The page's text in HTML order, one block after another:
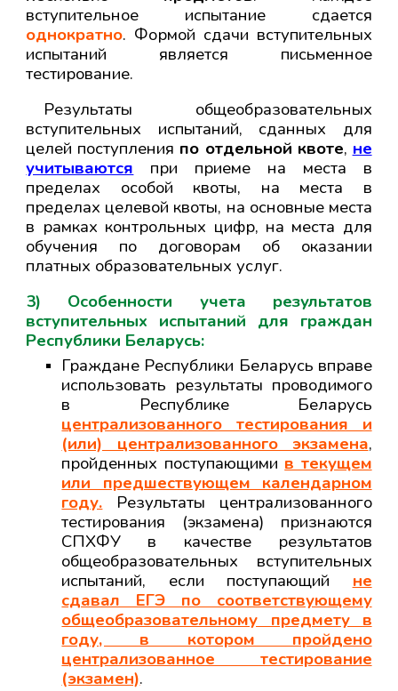
вступительное испытание сдается
однократно. Формой сдачи вступительных
испытаний является письменное
тестирование.
Результаты общеобразовательных
вступительных испытаний, сданных для
целей поступления по отдельной квоте, не
учитываются при приеме на места в
пределах особой квоты, на места в
пределах целевой квоты, на основные места
в рамках контрольных цифр, на места для
обучения по договорам об оказании
платных образовательных услуг.
3) Особенности учета результатов
вступительных испытаний для граждан
Республики Беларусь:
Граждане Республики Беларусь вправе
использовать результаты проводимого
в Республике Беларусь
централизованного тестирования и
(или) централизованного экзамена,
пройденных поступающими в текущем
или предшествующем календарном
году. Результаты централизованного
тестирования (экзамена) признаются
СПХФУ в качестве результатов
общеобразовательных вступительных
испытаний, если поступающий не
сдавал ЕГЭ по соответствующему
общеобразовательному предмету в
году, в котором пройдено
централизованное тестирование
(экзамен).